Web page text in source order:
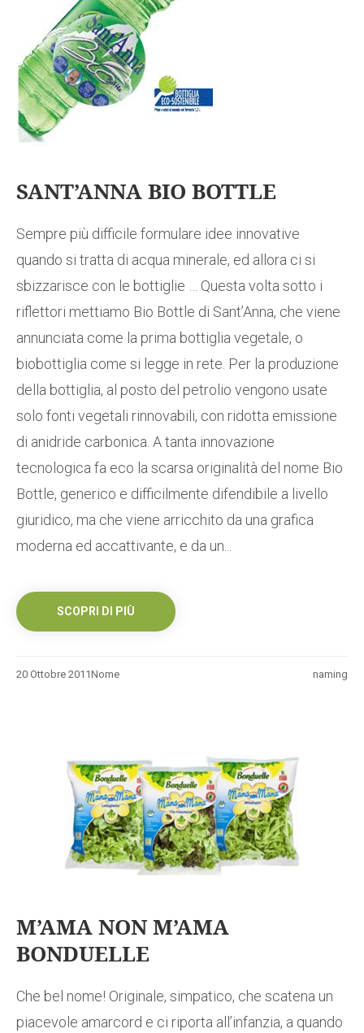
SANT’ANNA BIO BOTTLE
Sempre più difficile formulare idee innovative
quando si tratta di acqua minerale, ed allora ci si
sbizzarisce con le bottiglie … Questa volta sotto i
riflettori mettiamo Bio Bottle di Sant’Anna, che viene
annunciata come la prima bottiglia vegetale, o
biobottiglia come si legge in rete. Per la produzione
della bottiglia, al posto del petrolio vengono usate
solo fonti vegetali rinnovabili, con ridotta emissione
di anidride carbonica. A tanta innovazione
tecnologica fa eco la scarsa originalità del nome Bio
Bottle, generico e difficilmente difendibile a livello
giuridico, ma che viene arricchito da una grafica
moderna ed accattivante, e da un...
SCOPRI DI PIÙ
20 Ottobre 2011 naming
Nome
M’AMA NON M’AMA
BONDUELLE
Che bel nome! Originale, simpatico, che scatena un
piacevole amarcord e ci riporta all’infanzia, a quando